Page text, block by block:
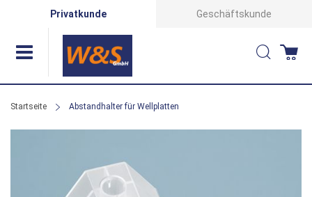
Privatkunde Geschäftskunde
Suche
Startseite Abstandhalter für Wellplatten